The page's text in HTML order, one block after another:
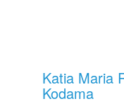
Katia Maria
Kodama